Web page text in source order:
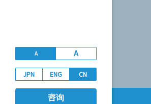
A A
JPN ENG CN
咨询